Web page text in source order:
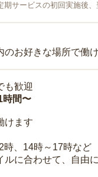
期サービスの初回実施後
お好きな場所で働け
も歓迎
時間〜
けます
時、14時～17時など
ルに合わせて、自由